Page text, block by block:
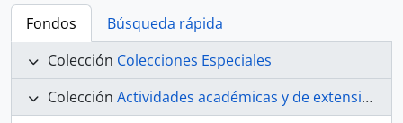
Fondos
Búsqueda rápida
Colección Colecciones Especiales
Colección Actividades académicas y de extensión cultural. Registros audiovisuales